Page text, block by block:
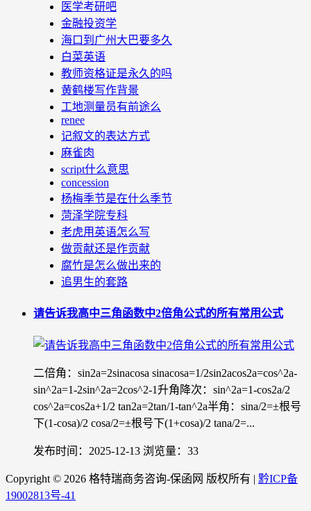
医学考研吧
金融投资学
海口到广州大巴要多久
白菜英语
教师资格证是永久的吗
黄鹤楼写作背景
工地测量员有前途么
renee
记叙文的表达方式
麻雀肉
script什么意思
concession
杨梅季节是在什么季节
菏泽学院专科
老虎用英语怎么写
做贡献还是作贡献
腐竹是怎么做出来的
追男生的套路
请告诉我高中三角函数中2倍角公式的所有常用公式
二倍角：sin2a=2sinacosa sinacosa=1/2sin2acos2a=cos^2a-
sin^2a=1-2sin^2a=2cos^2-1升角降次：sin^2a=1-cos2a/2
cos^2a=cos2a+1/2 tan2a=2tan/1-tan^2a半角：sina/2=±根号
下(1-cosa)/2 cosa/2=±根号下(1+cosa)/2 tana/2=...
发布时间：2025-12-13 浏览量：33
Copyright © 2026 格特瑞商务咨询-保函网 版权所有 | 黔ICP备
19002813号-41